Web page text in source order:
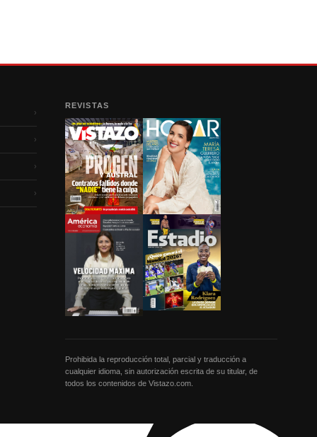
›
›
›
›
REVISTAS
Prohibida la reproducción total, parcial y traducción a
cualquier idioma, sin autorización escrita de su titular, de
todos los contenidos de Vistazo.com.